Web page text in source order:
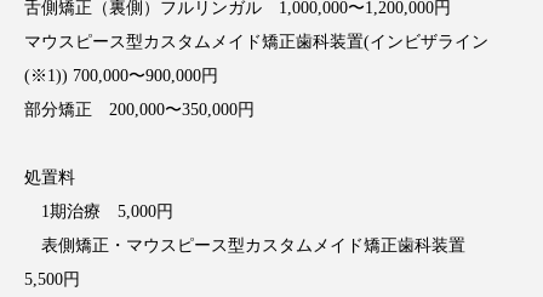
舌側矯正（裏側）フルリンガル 1,000,000〜1,200,000円
マウスピース型カスタムメイド矯正歯科装置(インビザライン
(※1)) 700,000〜900,000円
部分矯正 200,000〜350,000円
処置料
1期治療 5,000円
表側矯正・マウスピース型カスタムメイド矯正歯科装置
5,500円